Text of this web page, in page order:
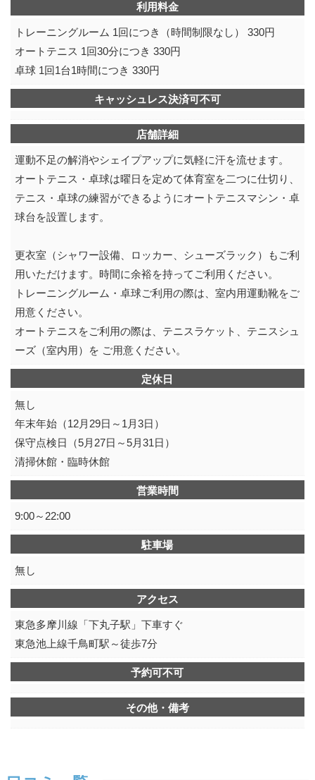
利用料金
トレーニングルーム 1回につき（時間制限なし） 330円
オートテニス 1回30分につき 330円
卓球 1回1台1時間につき 330円
キャッシュレス決済可不可
店舗詳細
運動不足の解消やシェイプアップに気軽に汗を流せます。
オートテニス・卓球は曜日を定めて体育室を二つに仕切り、
テニス・卓球の練習ができるようにオートテニスマシン・卓
球台を設置します。
更衣室（シャワー設備、ロッカー、シューズラック）もご利
用いただけます。時間に余裕を持ってご利用ください。
トレーニングルーム・卓球ご利用の際は、室内用運動靴をご
用意ください。
オートテニスをご利用の際は、テニスラケット、テニスシュ
ーズ（室内用）を ご用意ください。
定休日
無し
年末年始（12月29日～1月3日）
保守点検日（5月27日～5月31日）
清掃休館・臨時休館
営業時間
9:00～22:00
駐車場
無し
アクセス
東急多摩川線「下丸子駅」下車すぐ
東急池上線千鳥町駅～徒歩7分
予約可不可
その他・備考